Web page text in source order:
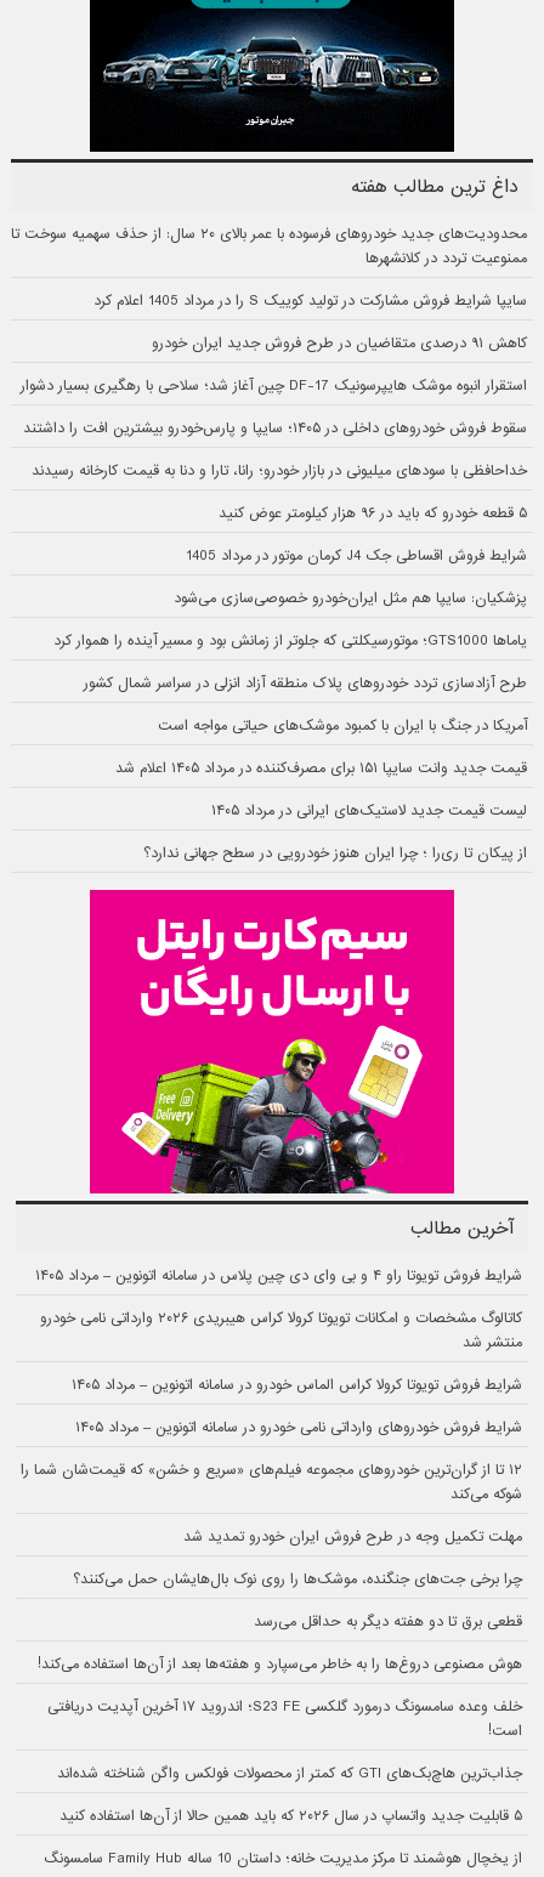
داغ ترین مطالب هفته
محدودیت‌های جدید خودروهای فرسوده با عمر بالای ۲۰ سال: از حذف سهمیه سوخت تا
ممنوعیت تردد در کلانشهرها
سایپا شرایط فروش مشارکت در تولید کوییک S را در مرداد 1405 اعلام کرد
کاهش ۹۱ درصدی متقاضیان در طرح فروش جدید ایران خودرو
استقرار انبوه موشک هایپرسونیک DF-17 چین آغاز شد؛ سلاحی با رهگیری بسیار دشوار
سقوط فروش خودروهای داخلی در ۱۴۰۵؛ سایپا و پارس‌خودرو بیشترین افت را داشتند
خداحافظی با سودهای میلیونی در بازار خودرو؛ رانا، تارا و دنا به قیمت کارخانه رسیدند
۵ قطعه خودرو که باید در ۹۶ هزار کیلومتر عوض کنید
شرایط فروش اقساطی جک J4 کرمان موتور در مرداد 1405
پزشکیان: سایپا هم مثل ایران‌خودرو خصوصی‌سازی می‌شود
یاماها GTS1000؛ موتورسیکلتی که جلوتر از زمانش بود و مسیر آینده را هموار کرد
طرح آزادسازی تردد خودروهای پلاک منطقه آزاد انزلی در سراسر شمال کشور
آمریکا در جنگ با ایران با کمبود موشک‌های حیاتی مواجه است
قیمت جدید وانت سایپا ۱۵۱ برای مصرف‌کننده در مرداد ۱۴۰۵ اعلام شد
لیست قیمت جدید لاستیک‌های ایرانی در مرداد ۱۴۰۵
از پیکان تا ری‌را ؛ چرا ایران هنوز خودرویی در سطح جهانی ندارد؟
آخرین مطالب
شرایط فروش تویوتا راو ۴ و بی وای دی چین پلاس در سامانه اتونوین – مرداد ۱۴۰۵
کاتالوگ مشخصات و امکانات تویوتا کرولا کراس هیبریدی ۲۰۲۶ وارداتی نامی خودرو
منتشر شد
شرایط فروش تویوتا کرولا کراس الماس خودرو در سامانه اتونوین – مرداد ۱۴۰۵
شرایط فروش خودروهای وارداتی نامی خودرو در سامانه اتونوین – مرداد ۱۴۰۵
۱۲ تا از گران‌ترین خودروهای مجموعه فیلم‌های «سریع و خشن» که قیمت‌شان شما را
شوکه می‌کند
مهلت تکمیل وجه در طرح فروش ایران خودرو تمدید شد
چرا برخی جت‌های جنگنده، موشک‌ها را روی نوک بال‌هایشان حمل می‌کنند؟
قطعی برق تا دو هفته دیگر به حداقل می‌رسد
هوش مصنوعی دروغ‌ها را به خاطر می‌سپارد و هفته‌ها بعد از آن‌ها استفاده می‌کند!
خلف وعده سامسونگ درمورد گلکسی S23 FE؛ اندروید ۱۷ آخرین آپدیت دریافتی
است!
جذاب‌ترین هاچ‌بک‌های GTI که کمتر از محصولات فولکس‌ واگن شناخته شده‌اند
۵ قابلیت جدید واتساپ در سال ۲۰۲۶ که باید همین حالا از آن‌ها استفاده کنید
از یخچال هوشمند تا مرکز مدیریت خانه؛ داستان 10 ساله Family Hub سامسونگ